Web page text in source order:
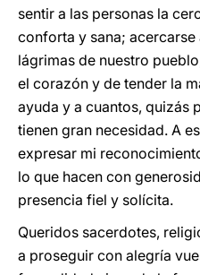
sentir a las personas la
conforta y sana; acercarse
lágrimas de nuestro
el corazón y de tender la
ayuda y a cuantos, quizás
tienen gran necesidad. A
expresar mi
lo que hacen con
presencia fiel y solícita.
Queridos sacerdotes,
a proseguir con alegría